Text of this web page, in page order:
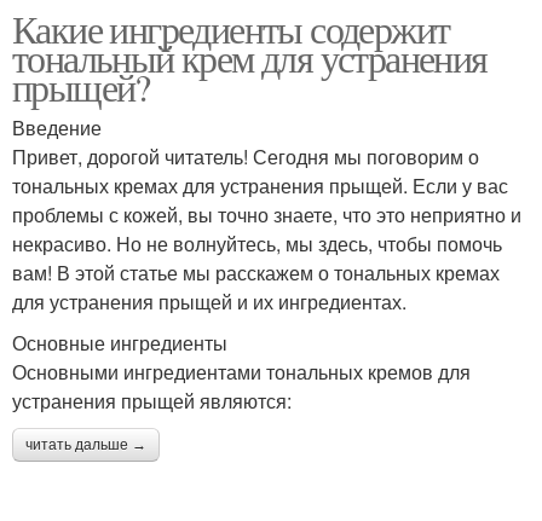
Какие ингредиенты содержит
тональный крем для устранения
прыщей?
Введение
Привет, дорогой читатель! Сегодня мы поговорим о
тональных кремах для устранения прыщей. Если у вас
проблемы с кожей, вы точно знаете, что это неприятно и
некрасиво. Но не волнуйтесь, мы здесь, чтобы помочь
вам! В этой статье мы расскажем о тональных кремах
для устранения прыщей и их ингредиентах.
Основные ингредиенты
Основными ингредиентами тональных кремов для
устранения прыщей являются:
читать дальше →